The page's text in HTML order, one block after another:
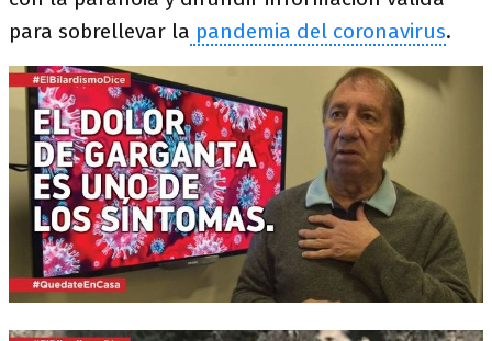
para sobrellevar la pandemia del coronavirus.